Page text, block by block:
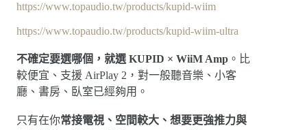
https://www.topaudio.tw/products/kupid-wiim
https://www.topaudio.tw/products/kupid-wiim-ultra
不確定要選哪個，就選 KUPID × WiiM Amp 。比
較便宜、支援 AirPlay 2，對一般聽音樂、小客
廳、書房、臥室已經夠用。
只有在你常接電視、空間較大、想要更強推力與